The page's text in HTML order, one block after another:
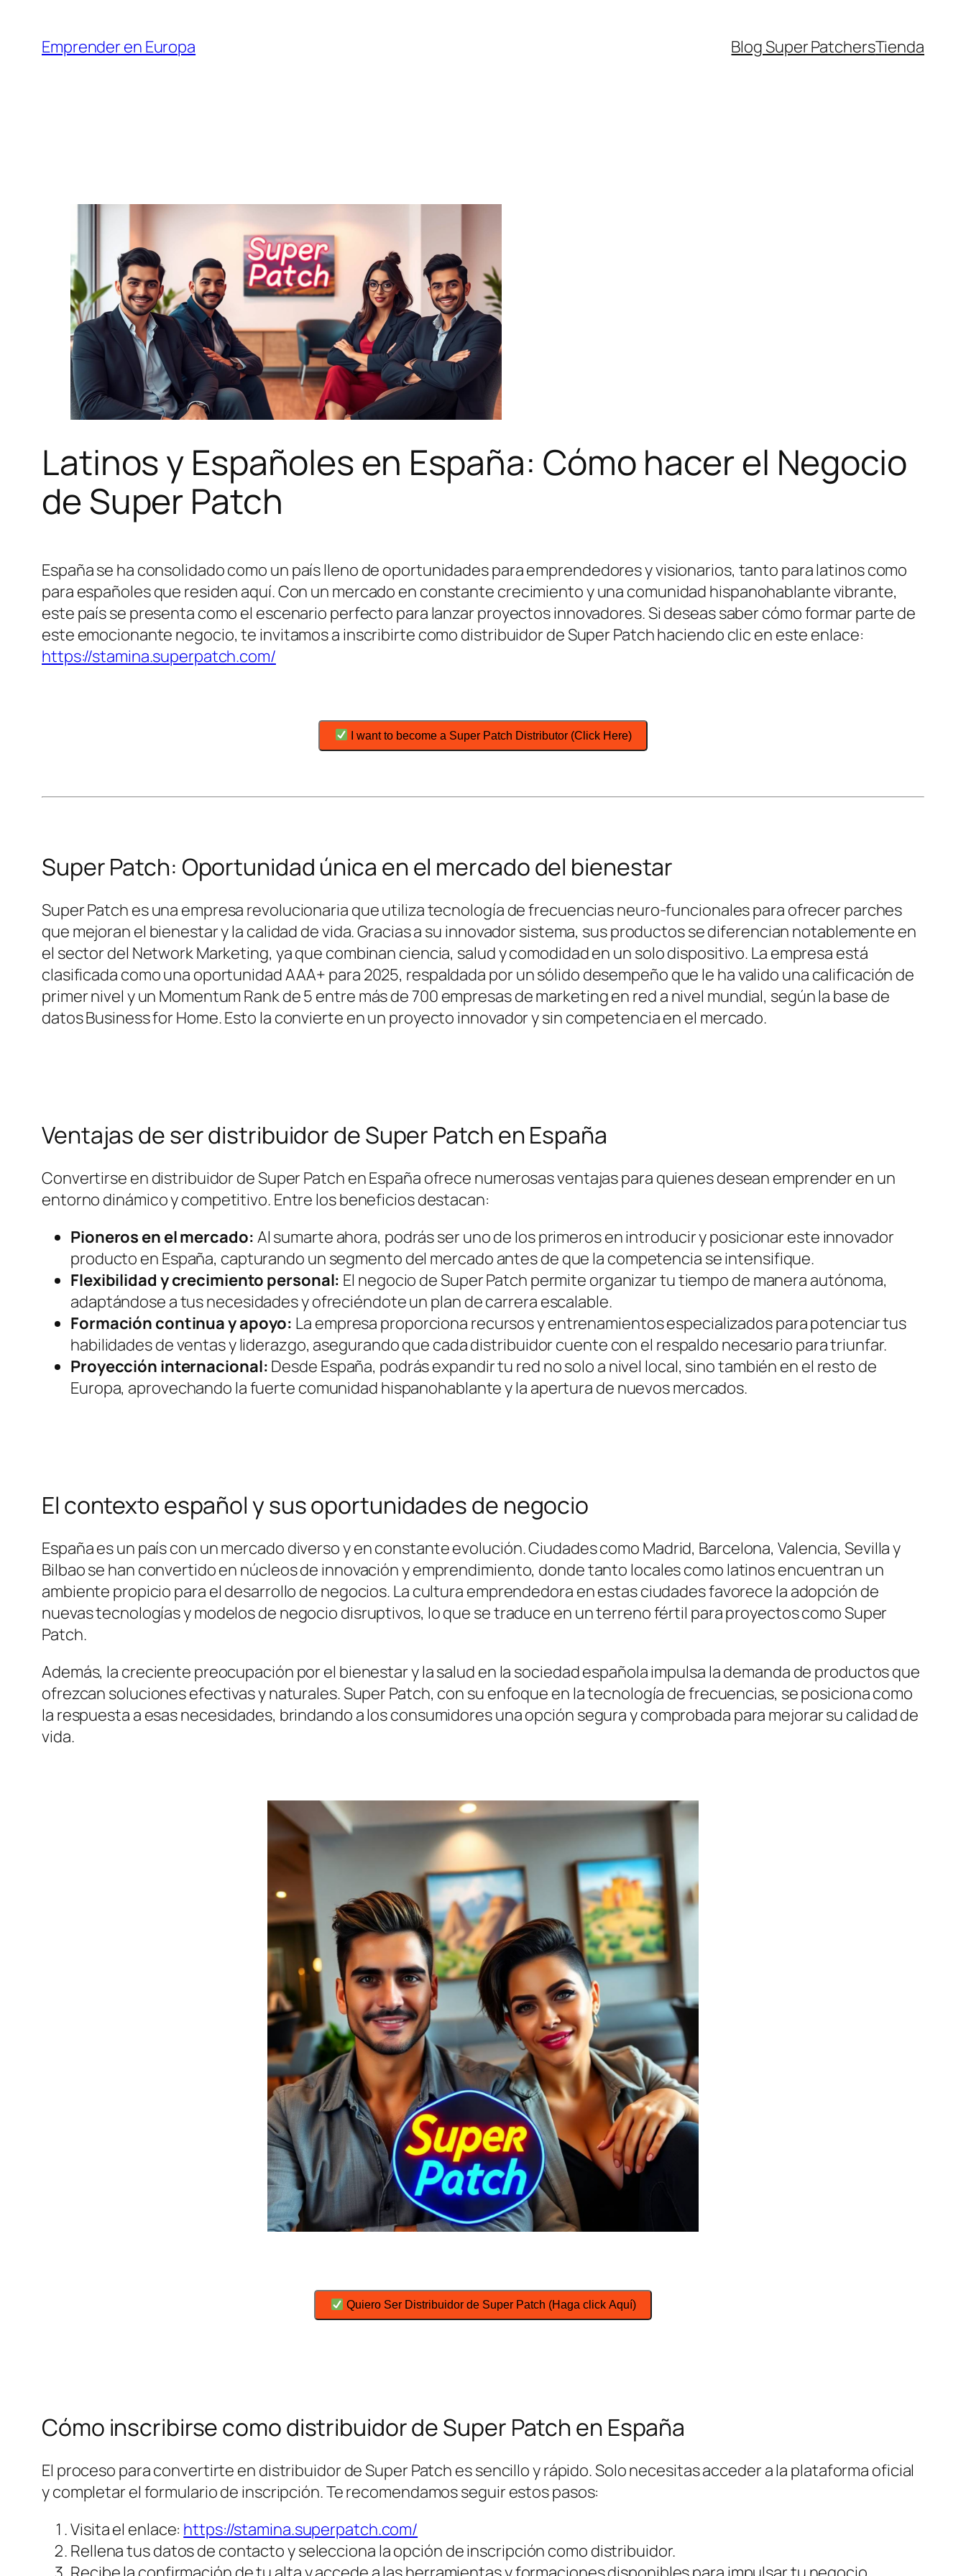
contenido
Emprender en Europa Blog Super PatchersTienda
Latinos y Españoles en España: Cómo hacer el Negocio
de Super Patch
España se ha consolidado como un país lleno de oportunidades para emprendedores y visionarios, tanto para latinos como
para españoles que residen aquí. Con un mercado en constante crecimiento y una comunidad hispanohablante vibrante,
este país se presenta como el escenario perfecto para lanzar proyectos innovadores. Si deseas saber cómo formar parte de
este emocionante negocio, te invitamos a inscribirte como distribuidor de Super Patch haciendo clic en este enlace:
https://stamina.superpatch.com/
I want to become a Super Patch Distributor (Click Here)
Super Patch: Oportunidad única en el mercado del bienestar
Super Patch es una empresa revolucionaria que utiliza tecnología de frecuencias neuro-funcionales para ofrecer parches
que mejoran el bienestar y la calidad de vida. Gracias a su innovador sistema, sus productos se diferencian notablemente en
el sector del Network Marketing, ya que combinan ciencia, salud y comodidad en un solo dispositivo. La empresa está
clasificada como una oportunidad AAA+ para 2025, respaldada por un sólido desempeño que le ha valido una calificación de
primer nivel y un Momentum Rank de 5 entre más de 700 empresas de marketing en red a nivel mundial, según la base de
datos Business for Home. Esto la convierte en un proyecto innovador y sin competencia en el mercado.
Ventajas de ser distribuidor de Super Patch en España
Convertirse en distribuidor de Super Patch en España ofrece numerosas ventajas para quienes desean emprender en un
entorno dinámico y competitivo. Entre los beneficios destacan:
Pioneros en el mercado: Al sumarte ahora, podrás ser uno de los primeros en introducir y posicionar este innovador
producto en España, capturando un segmento del mercado antes de que la competencia se intensifique.
Flexibilidad y crecimiento personal: El negocio de Super Patch permite organizar tu tiempo de manera autónoma,
adaptándose a tus necesidades y ofreciéndote un plan de carrera escalable.
Formación continua y apoyo: La empresa proporciona recursos y entrenamientos especializados para potenciar tus
habilidades de ventas y liderazgo, asegurando que cada distribuidor cuente con el respaldo necesario para triunfar.
Proyección internacional: Desde España, podrás expandir tu red no solo a nivel local, sino también en el resto de
Europa, aprovechando la fuerte comunidad hispanohablante y la apertura de nuevos mercados.
El contexto español y sus oportunidades de negocio
España es un país con un mercado diverso y en constante evolución. Ciudades como Madrid, Barcelona, Valencia, Sevilla y
Bilbao se han convertido en núcleos de innovación y emprendimiento, donde tanto locales como latinos encuentran un
ambiente propicio para el desarrollo de negocios. La cultura emprendedora en estas ciudades favorece la adopción de
nuevas tecnologías y modelos de negocio disruptivos, lo que se traduce en un terreno fértil para proyectos como Super
Patch.
Además, la creciente preocupación por el bienestar y la salud en la sociedad española impulsa la demanda de productos que
ofrezcan soluciones efectivas y naturales. Super Patch, con su enfoque en la tecnología de frecuencias, se posiciona como
la respuesta a esas necesidades, brindando a los consumidores una opción segura y comprobada para mejorar su calidad de
vida.
Quiero Ser Distribuidor de Super Patch (Haga click Aquí)
Cómo inscribirse como distribuidor de Super Patch en España
El proceso para convertirte en distribuidor de Super Patch es sencillo y rápido. Solo necesitas acceder a la plataforma oficial
y completar el formulario de inscripción. Te recomendamos seguir estos pasos:
Visita el enlace: https://stamina.superpatch.com/
Rellena tus datos de contacto y selecciona la opción de inscripción como distribuidor.